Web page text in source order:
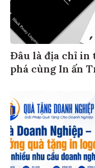
Đâu là địa chỉ in
phá cùng In ấn